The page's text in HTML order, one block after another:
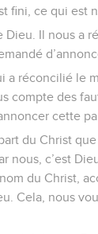
fini, ce qui est
Dieu. Il nous a
a réconcilié le
compte des
cette
du Christ
nous, c’est
du Christ,
Cela, nous